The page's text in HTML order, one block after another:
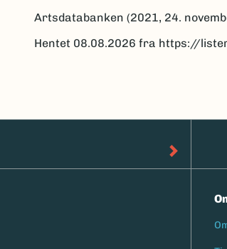
Artsdatabanken (2021, 24.
Hentet 08.08.2026 fra https://